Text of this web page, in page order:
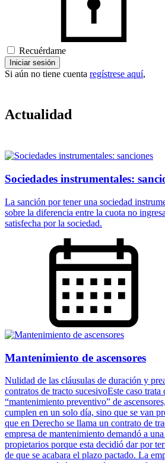
Recuérdame
Iniciar sesión
Si aún no tiene cuenta regístrese aquí,
Actualidad
Sociedades instrumentales:
La sanción por tener una sociedad
sobre la diferencia entre la cuota no
satisfecha por la sociedad.
Mantenimiento de ascensores
Nulidad de las cláusulas de duración y
contratos de tracto sucesivoEste caso
“mantenimiento preventivo” de
cumplen en un solo día, sino que se van
que en Derecho se llama un contrato de
empresa de mantenimiento demandó a
propietarios porque esta decidió dar por
de que se acabara el plazo pactado. La